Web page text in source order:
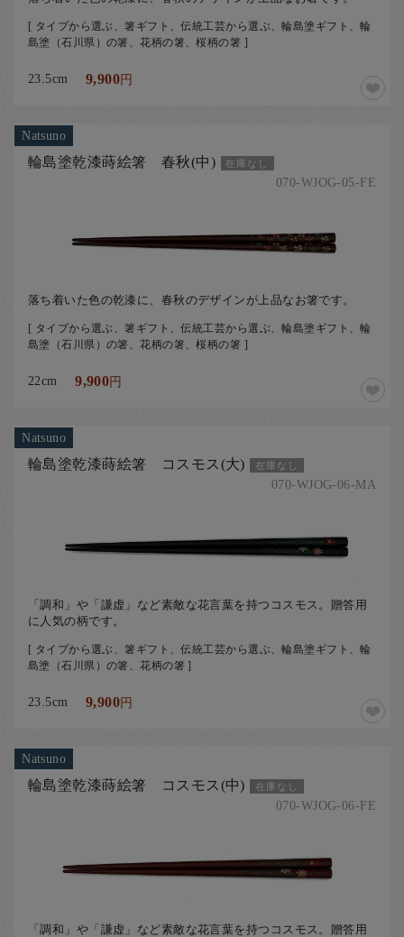
[ タイプから選ぶ、箸ギフト、伝統工芸から選ぶ、輪島塗ギフト、輪
島塗（石川県）の箸、花柄の箸、桜柄の箸 ]
23.5cm 9,900円
Natsuno
輪島塗乾漆蒔絵箸 春秋(中) 在庫なし
070-WJOG-05-FE
落ち着いた色の乾漆に、春秋のデザインが上品なお箸です。
[ タイプから選ぶ、箸ギフト、伝統工芸から選ぶ、輪島塗ギフト、輪
島塗（石川県）の箸、花柄の箸、桜柄の箸 ]
22cm 9,900円
Natsuno
輪島塗乾漆蒔絵箸 コスモス(大) 在庫なし
070-WJOG-06-MA
「調和」や「謙虚」など素敵な花言葉を持つコスモス。贈答用
に人気の柄です。
[ タイプから選ぶ、箸ギフト、伝統工芸から選ぶ、輪島塗ギフト、輪
島塗（石川県）の箸、花柄の箸 ]
23.5cm 9,900円
Natsuno
輪島塗乾漆蒔絵箸 コスモス(中) 在庫なし
070-WJOG-06-FE
「調和」や「謙虚」など素敵な花言葉を持つコスモス。贈答用